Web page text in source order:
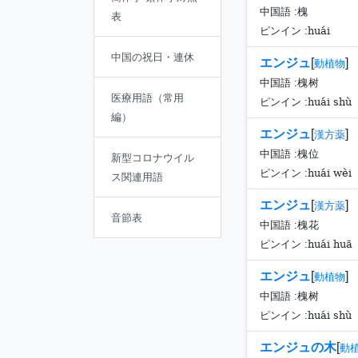
表
中国の祝日・連休
医療用語（常用
編）
新型コロナウイル
ス関連用語
音節表
中国語 :槐
ピンイン :huái
エンジュ[動植物]
中国語 :槐树
ピンイン :huái shù
エンジュ[漢方薬]
中国語 :槐位
ピンイン :huái wèi
エンジュ[漢方薬]
中国語 :槐花
ピンイン :huái huā
エンジュ[動植物]
中国語 :槐树
ピンイン :huái shù
エンジュの木[動